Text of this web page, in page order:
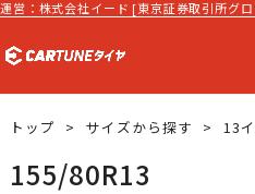
運営：株式会社イード [東京証券取引所グ
トップ サイズから探す 13
155/80R13